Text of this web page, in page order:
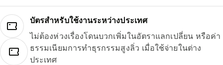
บัตรสำหรับใช้งานระหว่างประเทศ
ไม่ต้องห่วงเรื่องโดนบวกเพิ่มในอัตราแลกเปลี่ยน หรือค่า
ธรรมเนียมการทำธุรกรรมสูงลิ่ว เมื่อใช้จ่ายในต่าง
ประเทศ